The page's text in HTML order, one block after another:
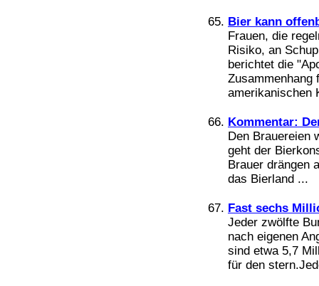
Bier kann
Frauen, die
Risiko, an
berichtet die
Zusammenhang
amerikanischen
Kommentar:
Den Brauereien
geht der
Brauer drängen
das Bierland ...
Fast sechs
Jeder zwölfte
nach eigenen
sind etwa 5,7
für den